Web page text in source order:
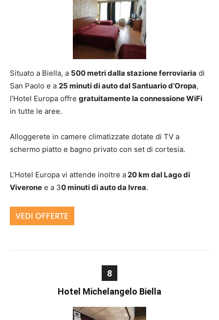
Situato a Biella, a 500 metri dalla stazione ferroviaria di
San Paolo e a 25 minuti di auto dal Santuario d’Oropa,
l’Hotel Europa offre gratuitamente la connessione WiFi
in tutte le aree.
Alloggerete in camere climatizzate dotate di TV a
schermo piatto e bagno privato con set di cortesia.
L’Hotel Europa vi attende inoltre a20 km dal Lago di
Viverone e a 30 minuti di auto da Ivrea.
VEDI OFFERTE
8
Hotel Michelangelo Biella